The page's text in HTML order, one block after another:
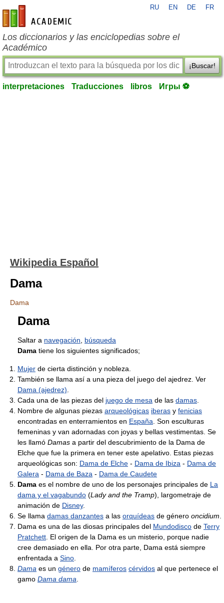
es-academic.com
RU EN DE FR
Los diccionarios y las enciclopedias sobre el
Académico
¡Buscar!
interpretaciones Traducciones libros Игры ⚽
Wikipedia Español
Dama
Dama
Dama
Saltar a navegación
búsqueda
Dama tiene los siguientes significados;
Mujer de cierta distinción y nobleza.
También se llama así a una pieza del juego del ajedrez. Ver
Dama (ajedrez)
Cada una de las piezas del juego de mesa de las damas
Nombre de algunas piezas arqueológicas iberas y fenicias
encontradas en enterramientos en España . Son esculturas
femeninas y van adornadas con joyas y bellas vestimentas. Se
les llamó Damas a partir del descubrimiento de la Dama de
Elche que fue la primera en tener este apelativo. Estas piezas
arqueológicas son: Dama de Elche - Dama de Ibiza - Dama de
Galera - Dama de Baza - Dama de Caudete
Dama es el nombre de uno de los personajes principales de La
dama y el vagabundo (Lady and the Tramp), largometraje de
animación de Disney.
Se llama damas danzantes a las orquídeas de género oncidium
Dama es una de las diosas principales del Mundodisco de Terry
Pratchett . El origen de la Dama es un misterio, porque nadie
cree demasiado en ella. Por otra parte, Dama está siempre
enfrentada a Sino
Dama es un género de mamíferos cérvidos al que pertenece el
gamo Dama dama